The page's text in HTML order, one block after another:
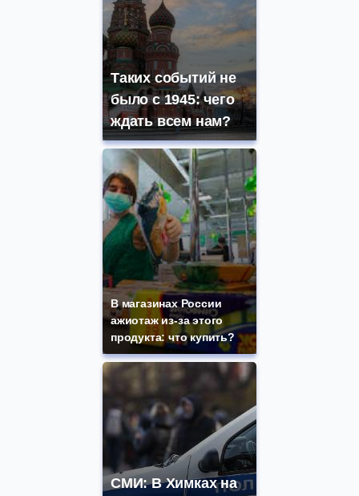
Таких событий не
было с 1945: чего
ждать всем нам?
В магазинах России
ажиотаж из-за этого
продукта: что купить?
СМИ: В Химках на